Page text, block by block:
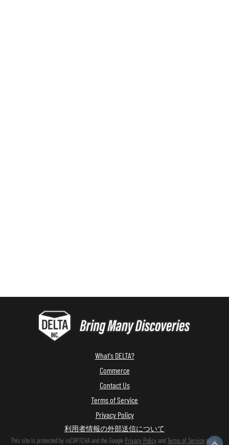
What's DELTA?
Commerce
Contact Us
Terms of Service
Privacy Policy
利用者情報の外部送信について
This site is protected by reCAPTCHA and the Google Privacy PolicyandTerms of Serviceapply.